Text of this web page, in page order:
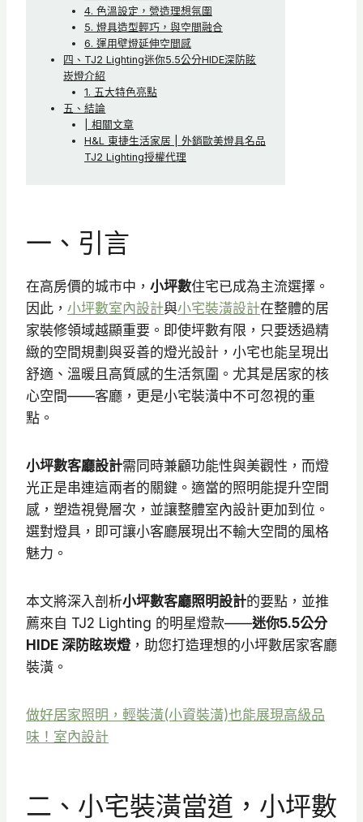
4. 色溫設定，營造理想氛圍
5. 燈具造型輕巧，與空間融合
6. 運用壁燈延伸空間感
四、TJ2 Lighting迷你5.5公分HIDE深防眩
崁燈介紹
1. 五大特色亮點
五、結論
| 相關文章
H&L 東捷生活家居 | 外銷歐美燈具名品
TJ2 Lighting授權代理
一、引言
在高房價的城市中， 小坪數住宅已成為主流選擇。
因此， 小坪數室內設計與小宅裝潢設計在整體的居
家裝修領域越顯重要。即使坪數有限，只要透過精
緻的空間規劃與妥善的燈光設計，小宅也能呈現出
舒適、溫暖且高質感的生活氛圍。尤其是居家的核
心空間——客廳，更是小宅裝潢中不可忽視的重
點。
小坪數客廳設計需同時兼顧功能性與美觀性，而燈
光正是串連這兩者的關鍵。適當的照明能提升空間
感，塑造視覺層次，並讓整體室內設計更加到位。
選對燈具，即可讓小客廳展現出不輸大空間的風格
魅力。
本文將深入剖析小坪數客廳照明設計的要點，並推
薦來自 TJ2 Lighting 的明星燈款——迷你5.5公分
HIDE 深防眩崁燈，助您打造理想的小坪數居家客廳
裝潢。
做好居家照明，輕裝潢(小資裝潢)也能展現高級品
味！室內設計
二、小宅裝潢當道，小坪數